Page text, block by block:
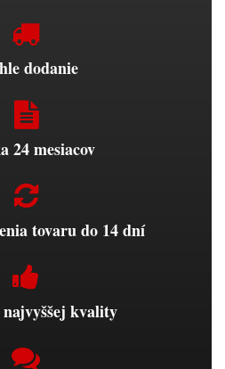
dodanie
24 mesiacov
tovaru do 14 dní
kvality